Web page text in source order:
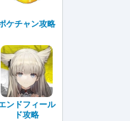
ケチャン攻略
ンドフィール
ド攻略